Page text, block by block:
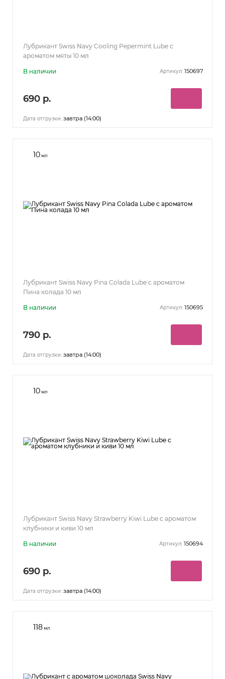
Лубрикант Swiss Navy Cooling Pepermint Lube с
ароматом мяты 10 мл
В наличии Артикул: 150697
690 р.
Дата отгрузки: завтра (14:00)
10мл
Лубрикант Swiss Navy Pina Colada Lube с ароматом
Пина колада 10 мл
В наличии Артикул: 150695
790 р.
Дата отгрузки: завтра (14:00)
10мл
Лубрикант Swiss Navy Strawberry Kiwi Lube с ароматом
клубники и киви 10 мл
В наличии Артикул: 150694
690 р.
Дата отгрузки: завтра (14:00)
118мл